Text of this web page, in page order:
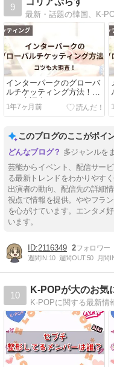
9
最新・話題の韓国、K-
インターパークのグローバ
ルチケッティング方法！コ
ツも大調査！
1年7ヶ月前
このブログのここがポイ
多ジャンルを
芸能からイベント、配信サー
る最新トレンドをわかりやす
出演者の動向、配信先の詳細
視点で情報を提供。ややフラ
を心がけています。エンタメ
います。
2116349 2
週間IN:10 週間OUT:50 月間
10
K-POPが大のお気